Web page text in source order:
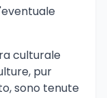
culturale
pur
sono tenute